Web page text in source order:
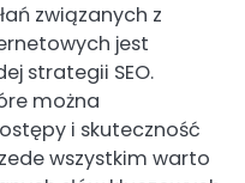
związanych z
jest
strategii SEO.
można
i skuteczność
wszystkim warto